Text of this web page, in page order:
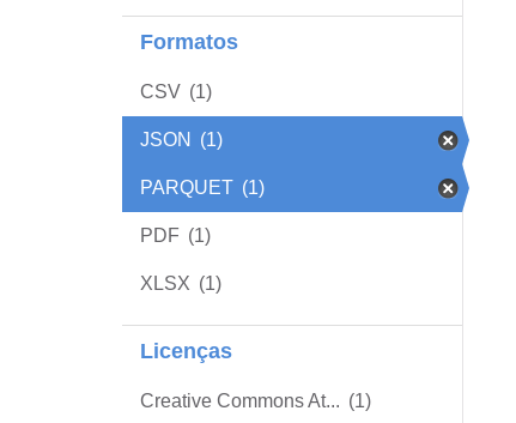
Formatos
CSV (1)
JSON (1)
PARQUET (1)
PDF (1)
XLSX (1)
Licenças
Creative Commons At... (1)